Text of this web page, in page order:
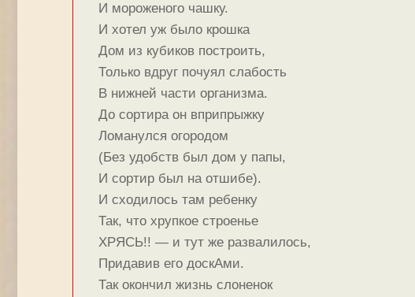
И мороженого чашку.
И хотел уж было крошка
Дом из кубиков построить,
Только вдруг почуял слабость
В нижней части организма.
До сортира он вприпрыжку
Ломанулся огородом
(Без удобств был дом у папы,
И сортир был на отшибе).
И сходилось там ребенку
Так, что хрупкое строенье
ХРЯСЬ!! — и тут же развалилось,
Придавив его доскАми.
Так окончил жизнь слоненок